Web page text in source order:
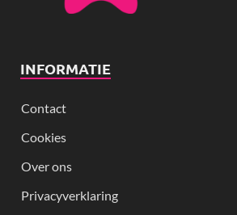
INFORMATIE
Contact
Cookies
Over ons
Privacyverklaring